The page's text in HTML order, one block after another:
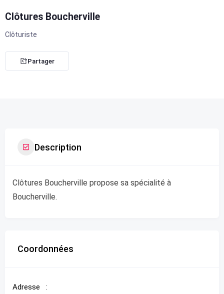
Clôtures Boucherville
Clôturiste
Partager
Description
Clôtures Boucherville propose sa spécialité à
Boucherville.
Coordonnées
Adresse